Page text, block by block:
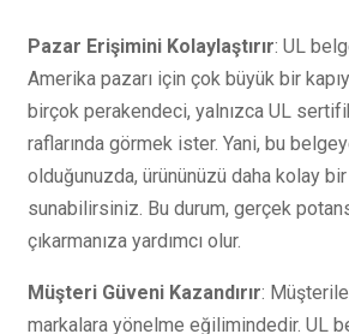
Pazar Erişimini Kolaylaştırır: UL
Amerika pazarı için çok büyük bir
birçok perakendeci, yalnızca UL
raflarında görmek ister. Yani, bu
olduğunuzda, ürününüzü daha kolay
sunabilirsiniz. Bu durum, gerçek
çıkarmanıza yardımcı olur.
Müşteri Güveni Kazandırır:
markalara yönelme eğilimindedir. UL